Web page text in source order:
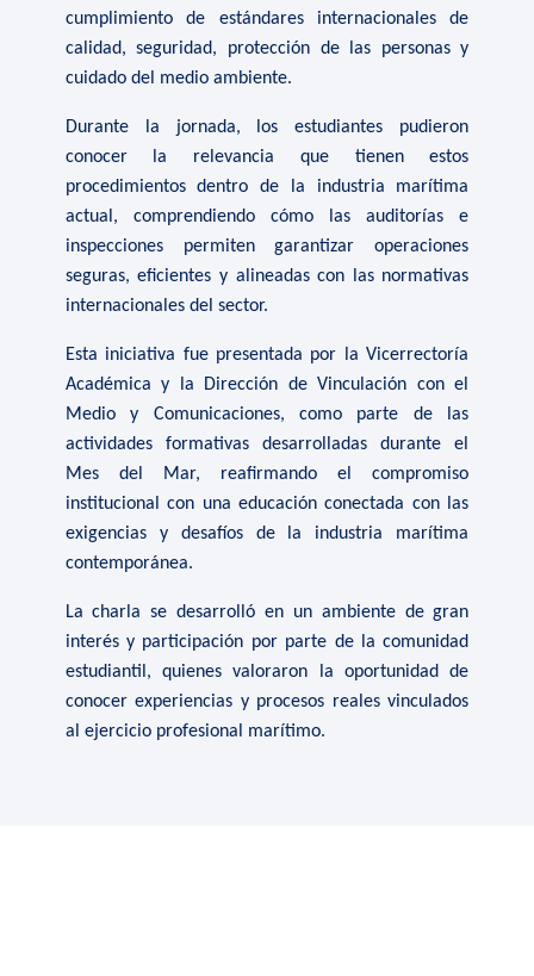
cumplimiento de estándares internacionales de
calidad, seguridad, protección de las personas y
cuidado del medio ambiente.
Durante la jornada, los estudiantes pudieron
conocer la relevancia que tienen estos
procedimientos dentro de la industria marítima
actual, comprendiendo cómo las auditorías e
inspecciones permiten garantizar operaciones
seguras, eficientes y alineadas con las normativas
internacionales del sector.
Esta iniciativa fue presentada por la Vicerrectoría
Académica y la Dirección de Vinculación con el
Medio y Comunicaciones, como parte de las
actividades formativas desarrolladas durante el
Mes del Mar, reafirmando el compromiso
institucional con una educación conectada con las
exigencias y desafíos de la industria marítima
contemporánea.
La charla se desarrolló en un ambiente de gran
interés y participación por parte de la comunidad
estudiantil, quienes valoraron la oportunidad de
conocer experiencias y procesos reales vinculados
al ejercicio profesional marítimo.